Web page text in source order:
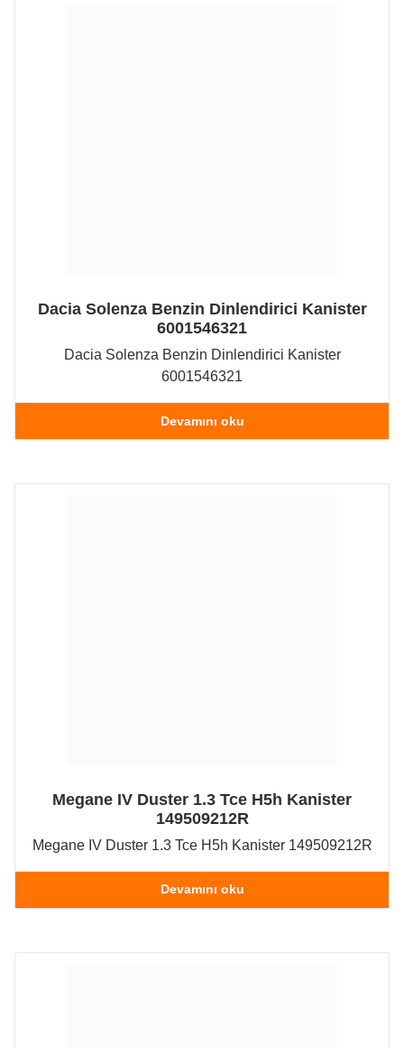
Dacia Solenza Benzin Dinlendirici Kanister
6001546321
Dacia Solenza Benzin Dinlendirici Kanister
6001546321
Devamını oku
Megane IV Duster 1.3 Tce H5h Kanister
149509212R
Megane IV Duster 1.3 Tce H5h Kanister 149509212R
Devamını oku